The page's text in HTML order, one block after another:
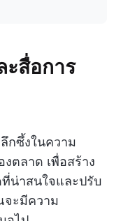
ะสื่อการ
กซึ้งในความ
ตลาด เพื่อสร้าง
น่าสนใจและปรับ
ะมีความ